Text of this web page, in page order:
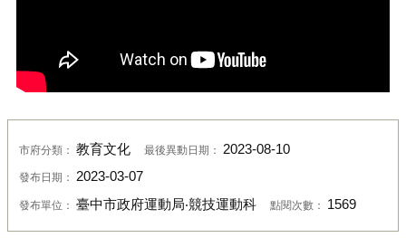
市府分類： 教育文化 最後異動日期： 2023-08-10
發布日期： 2023-03-07
發布單位： 臺中市政府運動局‧競技運動科 點閱次數： 1569